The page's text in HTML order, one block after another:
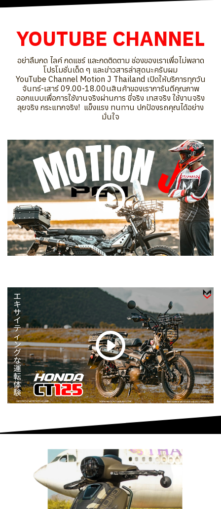
YOUTUBE CHANNEL
อย่าลืมกด ไลค์กดแชร์ และกดติดตาม ช่องของเราเพื่อไม่พลาด
โปรโมชั่นเด็ด ๆ และข่าวสารล่าสุดนะครับผม
YouTube C hannel Motion J T hailand เปิดให้บริการทุกวัน
จันทร์-เสาร์09.00-18.00นสินค้าของเราการันตีคุณภาพ
ออกแบบเพื่อการใช้งานจริงผ่านการ ขี่จริง เทสจริง ใช้งานจริง
ลุยจริง กระแทกจริง! แข็งแรง ทนทาน ปกป้องรถคุณได้อย่าง
มั่นใจ